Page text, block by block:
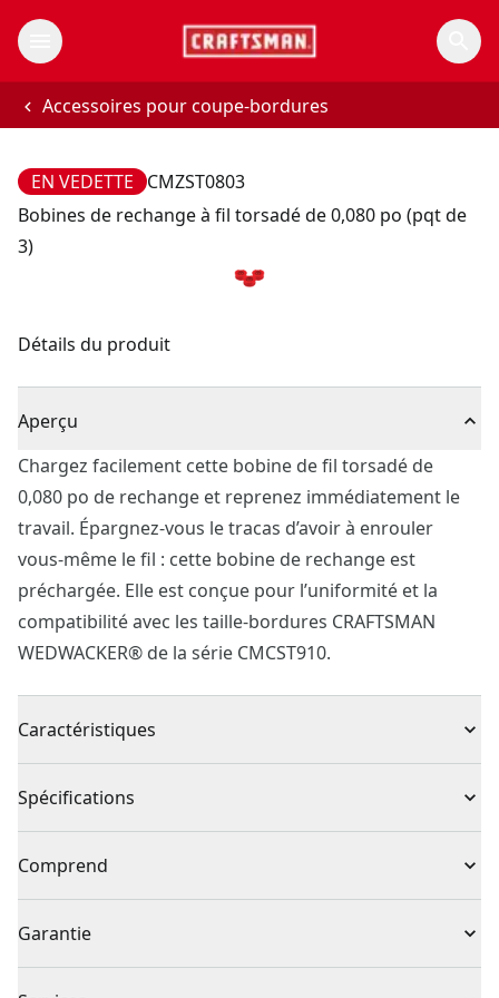
Accessoires pour coupe-bordures
EN VEDETTE
CMZST0803
Bobines de rechange à fil torsadé de 0,080 po (pqt de
3)
Détails du produit
Aperçu
Chargez facilement cette bobine de fil torsadé de
0,080 po de rechange et reprenez immédiatement le
travail. Épargnez-vous le tracas d’avoir à enrouler
vous-même le fil : cette bobine de rechange est
préchargée. Elle est conçue pour l’uniformité et la
compatibilité avec les taille-bordures CRAFTSMAN
WEDWACKER® de la série CMCST910.
Caractéristiques
Enroulement en usine pour une utilisation fluide et
Compatible avec CMCST910
Spécifications
Type de produit Accessoire tondeuse
Individuel ou
ensemble
Comprend
Garantie